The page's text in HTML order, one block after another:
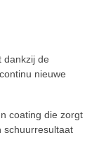
levensduur van
korrel 360?
,gelcoaten
P360 schuurstrook
dankzij de
nieuwe
coating die zorgt
schuurresultaat